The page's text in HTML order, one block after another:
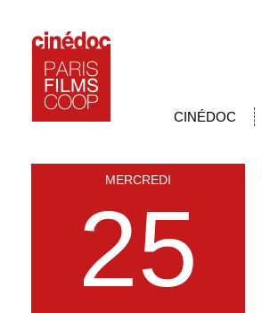
CINÉDOC
MERCREDI
25